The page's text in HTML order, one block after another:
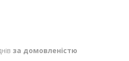
за домовленістю